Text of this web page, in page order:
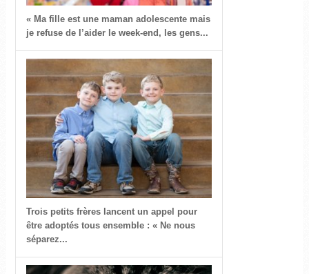
« Ma fille est une maman adolescente mais
je refuse de l’aider le week-end, les gens...
Trois petits frères lancent un appel pour
être adoptés tous ensemble : « Ne nous
séparez...